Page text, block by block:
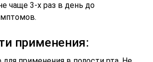
чаще 3-х раз в день до
применения: